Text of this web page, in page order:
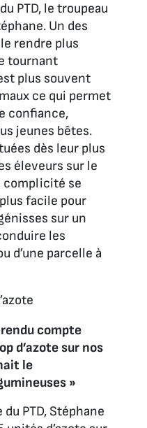
PTD, le troupeau
Un des
rendre plus
tournant
plus souvent
ce qui permet
confiance,
jeunes bêtes.
dès leur plus
éleveurs sur le
complicité se
facile pour
sur un
les
d’une parcelle à
rendu compte
d’azote sur nos
le
»
du PTD, Stéphane